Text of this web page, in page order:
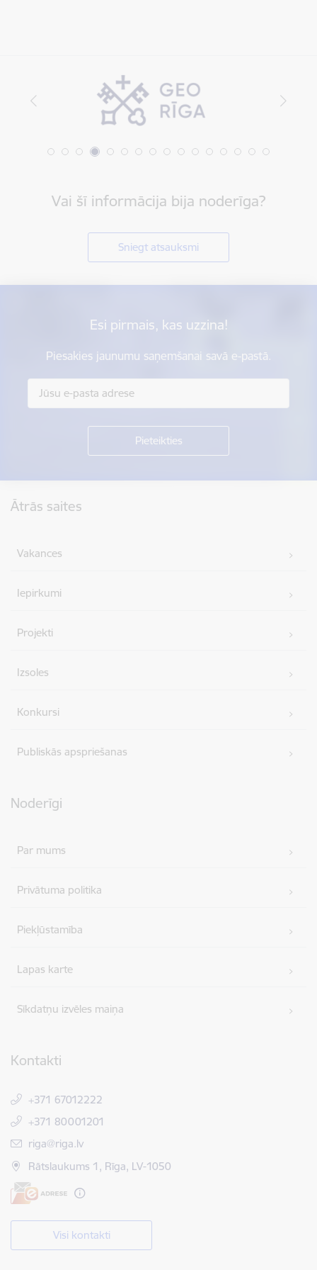
Vai šī informācija bija noderīga?
Sniegt atsauksmi
Esi pirmais, kas uzzina!
Piesakies jaunumu saņemšanai savā e-pastā.
Ātrās saites
Vakances
Iepirkumi
Projekti
Izsoles
Konkursi
Publiskās apspriešanas
Noderīgi
Par mums
Privātuma politika
Piekļūstamība
Lapas karte
Sīkdatņu izvēles maiņa
Kontakti
+371 67012222
+371 80001201
E-pasts:
riga@riga.lv
Rātslaukums 1, Rīga, LV-1050
Visi kontakti